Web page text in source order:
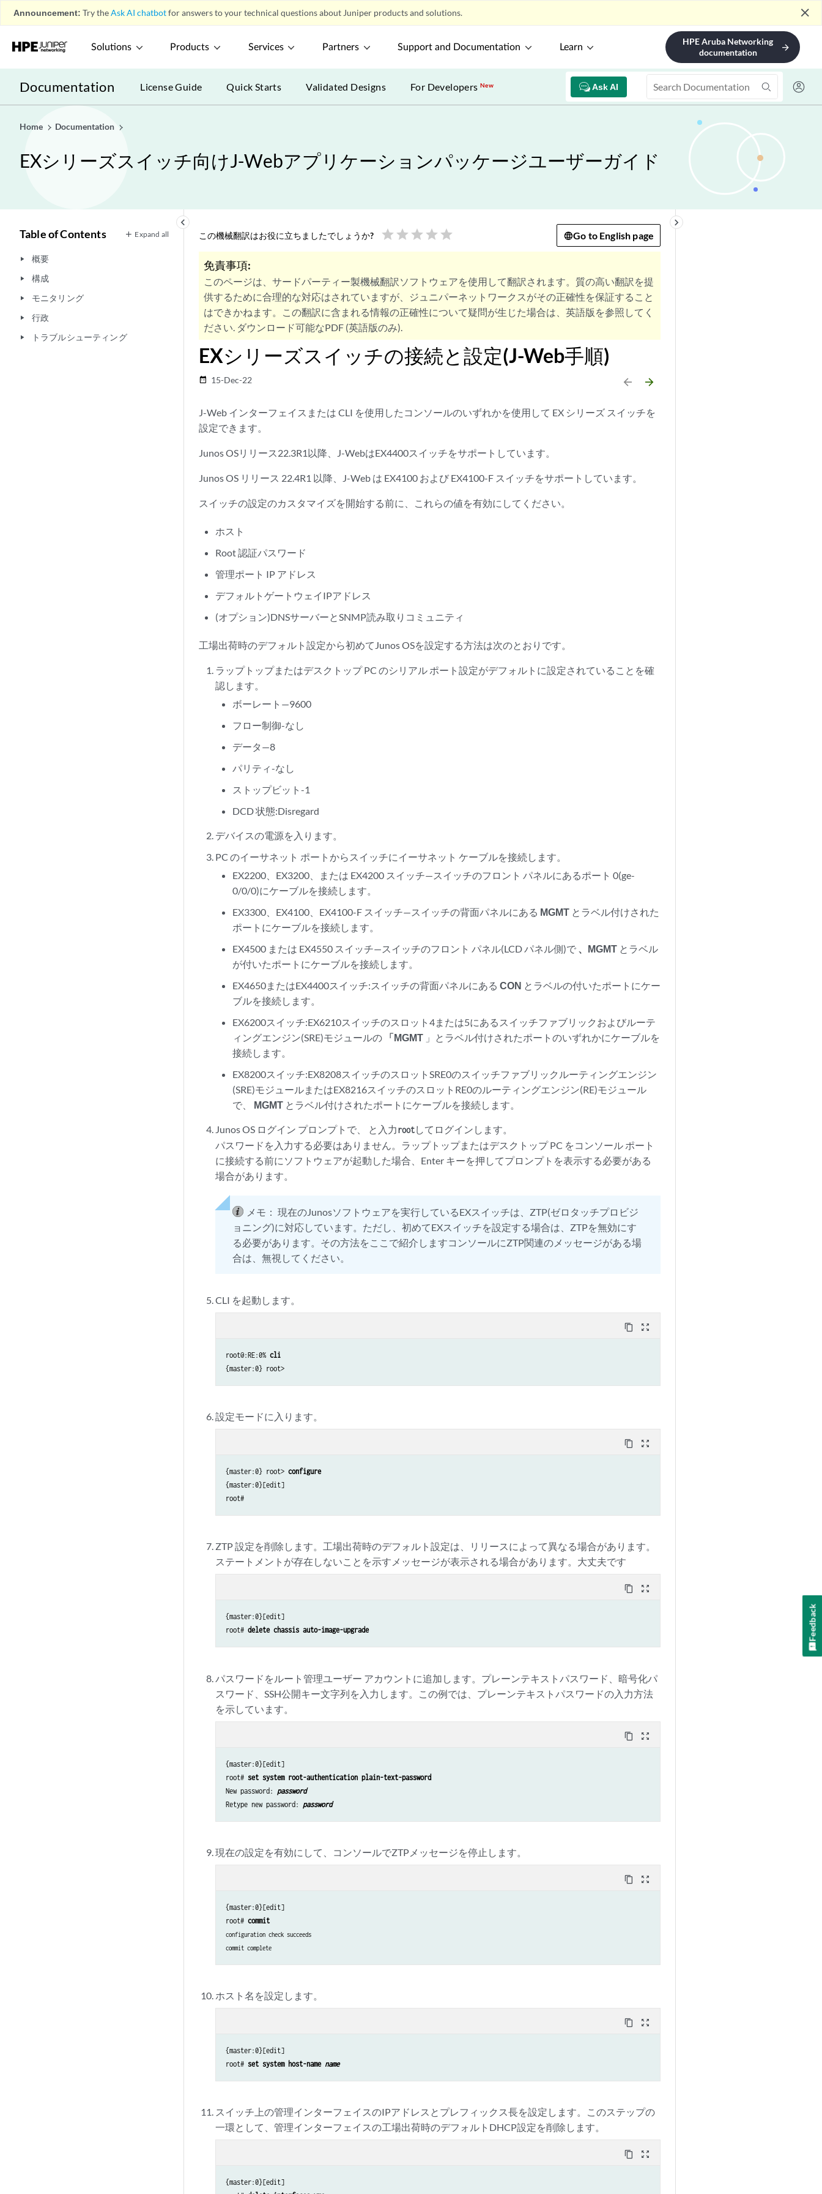
Announcement: Try theAsk AI chatbotfor answers to your technical questions about Juniper products and solutions. close
Solutions Products Services Partners Support and Documentation Learn
HPE Aruba Networking
documentation
arrow_forward
Documentation Ask AI
License Guide Quick Starts Validated Designs For DevelopersNew
Home Documentation
EXシリーズスイッチ向けJ-Webアプリケーションパッケージユーザーガイド
keyboard_arrow_left
Table of Contents Expand all
play_arrow 概要
play_arrow 構成
play_arrow モニタリング
play_arrow 行政
play_arrow トラブルシューティング
keyboard_arrow_right
この機械翻訳はお役に立ちましたでしょうか? star star star star star Go to English page
免責事項:
このページは、サードパーティー製機械翻訳ソフトウェアを使用して翻訳されます。質の高い翻訳を提
供するために合理的な対応はされていますが、ジュニパーネットワークスがその正確性を保証すること
はできかねます。この翻訳に含まれる情報の正確性について疑問が生じた場合は、英語版を参照してく
ださい. ダウンロード可能なPDF (英語版のみ).
EXシリーズスイッチの接続と設定(J-Web手順)
date_range 15-Dec-22 arrow_backward arrow_forward
J-Web インターフェイスまたは CLI を使用したコンソールのいずれかを使用して EX シリーズ スイッチを
設定できます。
Junos OSリリース22.3R1以降、J-WebはEX4400スイッチをサポートしています。
Junos OS リリース 22.4R1 以降、J-Web は EX4100 および EX4100-F スイッチをサポートしています。
スイッチの設定のカスタマイズを開始する前に、これらの値を有効にしてください。
ホスト
Root 認証パスワード
管理ポート IP アドレス
デフォルトゲートウェイIPアドレス
(オプション)DNSサーバーとSNMP読み取りコミュニティ
工場出荷時のデフォルト設定から初めてJunos OSを設定する方法は次のとおりです。
ラップトップまたはデスクトップ PC のシリアル ポート設定がデフォルトに設定されていることを確
認します。
ボーレート—9600
フロー制御-なし
データ—8
パリティ-なし
ストップビット-1
DCD 状態:Disregard
デバイスの電源を入ります。
PC のイーサネット ポートからスイッチにイーサネット ケーブルを接続します。
EX2200、EX3200、または EX4200 スイッチ—スイッチのフロント パネルにあるポート 0(ge-
0/0/0)にケーブルを接続します。
EX3300、EX4100、EX4100-F スイッチ—スイッチの背面パネルにある MGMTとラベル付けされた
ポートにケーブルを接続します。
EX4500 または EX4550 スイッチ—スイッチのフロント パネル(LCD パネル側)で 、MGMTとラベル
が付いたポートにケーブルを接続します。
EX4650またはEX4400スイッチ:スイッチの背面パネルにある CON とラベルの付いたポートにケー
ブルを接続します。
EX6200スイッチ:EX6210スイッチのスロット4または5にあるスイッチファブリックおよびルーテ
ィングエンジン(SRE)モジュールの
「MGMT」とラベル付けされたポートのいずれかにケーブルを
接続します。
EX8200スイッチ:EX8208スイッチのスロットSRE0のスイッチファブリックルーティングエンジン
(SRE)モジュールまたはEX8216スイッチのスロットRE0のルーティングエンジン(RE)モジュール
で、 MGMTとラベル付けされたポートにケーブルを接続します。
Junos OS ログイン プロンプトで、 と入力rootしてログインします。
パスワードを入力する必要はありません。ラップトップまたはデスクトップ PC をコンソール ポート
に接続する前にソフトウェアが起動した場合、Enter キーを押してプロンプトを表示する必要がある
場合があります。
メモ： 現在のJunosソフトウェアを実行しているEXスイッチは、ZTP(ゼロタッチプロビジ
ョニング)に対応しています。ただし、初めてEXスイッチを設定する場合は、ZTPを無効にす
る必要があります。その方法をここで紹介しますコンソールにZTP関連のメッセージがある場
合は、無視してください。
CLI を起動します。
content_copy zoom_out_map
root@:RE:0% cli
{master:0} root>
設定モードに入ります。
content_copy zoom_out_map
{master:0} root> configure
{master:0}[edit]
root#
ZTP 設定を削除します。工場出荷時のデフォルト設定は、リリースによって異なる場合があります。
ステートメントが存在しないことを示すメッセージが表示される場合があります。大丈夫です
content_copy zoom_out_map
{master:0}[edit]
root# delete chassis auto-image-upgrade
パスワードをルート管理ユーザー アカウントに追加します。プレーンテキストパスワード、暗号化パ
スワード、SSH公開キー文字列を入力します。この例では、プレーンテキストパスワードの入力方法
を示しています。
content_copy zoom_out_map
{master:0}[edit]
root# set system root-authentication plain-text-password
New password: password
Retype new password: password
現在の設定を有効にして、コンソールでZTPメッセージを停止します。
content_copy zoom_out_map
{master:0}[edit]
root# commit
configuration check succeeds
commit complete
ホスト名を設定します。
content_copy zoom_out_map
{master:0}[edit]
root# set system host-name name
スイッチ上の管理インターフェイスのIPアドレスとプレフィックス長を設定します。このステップの
一環として、管理インターフェイスの工場出荷時のデフォルトDHCP設定を削除します。
content_copy zoom_out_map
{master:0}[edit]
Feedback